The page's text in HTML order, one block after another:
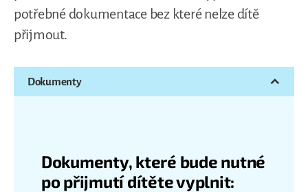
potřebné dokumentace bez které nelze dítě
přijmout.
Dokumenty
Dokumenty, které bude nutné
po přijmutí dítěte vyplnit: